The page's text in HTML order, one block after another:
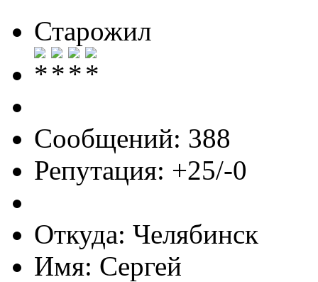
Старожил
Сообщений: 388
Репутация: +25/-0
Откуда: Челябинск
Имя: Сергей